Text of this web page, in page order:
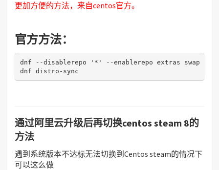
更加方便的方法，来自centos官方。
官方方法：
dnf --disablerepo '*' --enablerepo extras swap
dnf distro-sync
通过阿里云升级后再切换centos steam 8的
方法
遇到系统版本不达标无法切换到Centos steam的情况下
可以这么做